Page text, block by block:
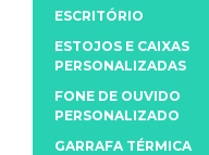
ESCRITÓRIO
ESTOJOS E CAIXAS
PERSONALIZADAS
FONE DE OUVIDO
PERSONALIZADO
GARRAFA TÉRMICA